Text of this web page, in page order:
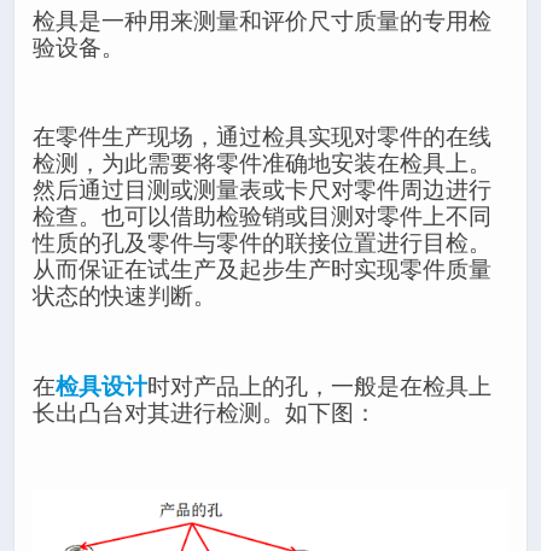
检具是一种用来测量和评价尺寸质量的专用检
验设备。
在零件生产现场，通过检具实现对零件的在线
检测，为此需要将零件准确地安装在检具上。
然后通过目测或测量表或卡尺对零件周边进行
检查。也可以借助检验销或目测对零件上不同
性质的孔及零件与零件的联接位置进行目检。
从而保证在试生产及起步生产时实现零件质量
状态的快速判断。
在检具设计时对产品上的孔，一般是在检具上
长出凸台对其进行检测。如下图：